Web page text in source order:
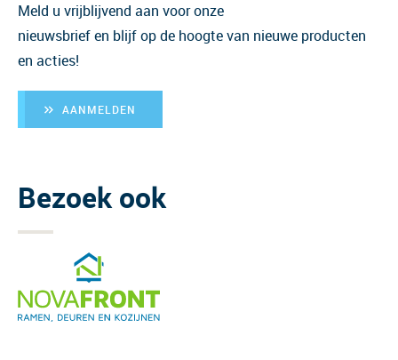
Meld u vrijblijvend aan voor onze
nieuwsbrief en blijf op de hoogte van nieuwe producten
en acties!
AANMELDEN
Bezoek ook